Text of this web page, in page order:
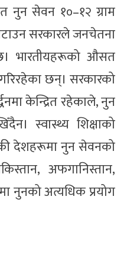
सेवन १०–१२ ग्राम
सरकारले जनचेतना
भारतीयहरूको औसत
छन्। सरकारको
केन्द्रित रहेकाले, नुन
स्वास्थ्य शिक्षाको
देशहरूमा नुन सेवनको
अफगानिस्तान,
नुनको अत्यधिक प्रयोग